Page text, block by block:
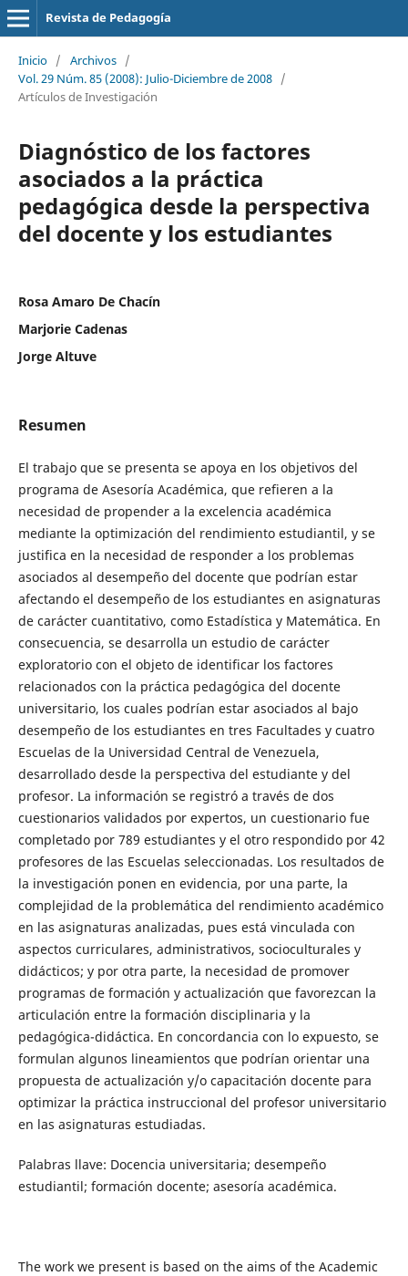
Revista de Pedagogía
Inicio / Archivos /
Vol. 29 Núm. 85 (2008): Julio-Diciembre de 2008 /
Artículos de Investigación
Diagnóstico de los factores
asociados a la práctica
pedagógica desde la perspectiva
del docente y los estudiantes
Rosa Amaro De Chacín
Marjorie Cadenas
Jorge Altuve
Resumen
El trabajo que se presenta se apoya en los objetivos del
programa de Asesoría Académica, que refieren a la
necesidad de propender a la excelencia académica
mediante la optimización del rendimiento estudiantil, y se
justifica en la necesidad de responder a los problemas
asociados al desempeño del docente que podrían estar
afectando el desempeño de los estudiantes en asignaturas
de carácter cuantitativo, como Estadística y Matemática. En
consecuencia, se desarrolla un estudio de carácter
exploratorio con el objeto de identificar los factores
relacionados con la práctica pedagógica del docente
universitario, los cuales podrían estar asociados al bajo
desempeño de los estudiantes en tres Facultades y cuatro
Escuelas de la Universidad Central de Venezuela,
desarrollado desde la perspectiva del estudiante y del
profesor. La información se registró a través de dos
cuestionarios validados por expertos, un cuestionario fue
completado por 789 estudiantes y el otro respondido por 42
profesores de las Escuelas seleccionadas. Los resultados de
la investigación ponen en evidencia, por una parte, la
complejidad de la problemática del rendimiento académico
en las asignaturas analizadas, pues está vinculada con
aspectos curriculares, administrativos, socioculturales y
didácticos; y por otra parte, la necesidad de promover
programas de formación y actualización que favorezcan la
articulación entre la formación disciplinaria y la
pedagógica-didáctica. En concordancia con lo expuesto, se
formulan algunos lineamientos que podrían orientar una
propuesta de actualización y/o capacitación docente para
optimizar la práctica instruccional del profesor universitario
en las asignaturas estudiadas.
Palabras llave: Docencia universitaria; desempeño
estudiantil; formación docente; asesoría académica.
The work we present is based on the aims of the Academic